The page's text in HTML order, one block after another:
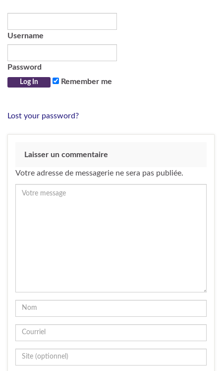
Username
Password
Remember me
Lost your password?
Laisser un commentaire
Votre adresse de messagerie ne sera pas publiée.